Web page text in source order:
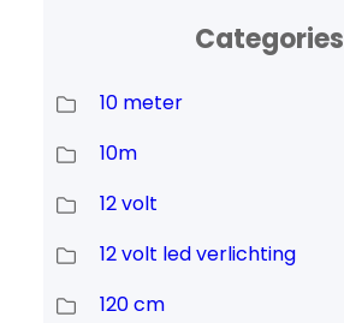
Categories
10 meter
10m
12 volt
12 volt led verlichting
120 cm